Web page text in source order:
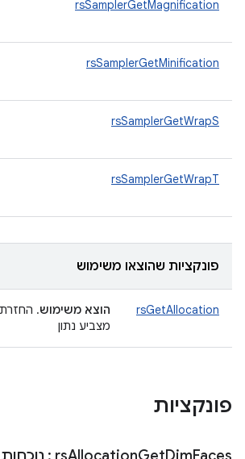
rsSamplerGetMagnification
rsSamplerGetMinification
rsSamplerGetWrapS
rsSamplerGetWrapT
פונקציות שהוצאו משימוש
rsGetAllocation הוצא משימוש.
מצביע נתון
פונקציות